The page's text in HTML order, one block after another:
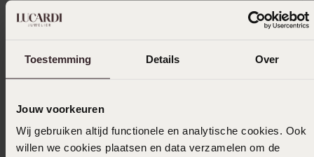
Toestemming Details Over
Jouw voorkeuren
Wij gebruiken altijd functionele en analytische cookies. Ook
willen we cookies plaatsen en data verzamelen om de
Uitverkocht
Ook leuk voor jou